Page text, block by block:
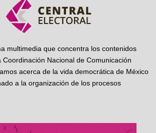
multimedia que concentra los contenidos
Nacional de Comunicación
acerca de la vida democrática de México
a la organización de los procesos